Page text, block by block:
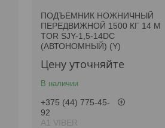
ПОДЪЕМНИК НОЖНИЧНЫЙ
ПЕРЕДВИЖНОЙ 1500 КГ 14 М
TOR SJY-1,5-14DC
(АВТОНОМНЫЙ) (Y)
Цену уточняйте
В наличии
+375 (44) 775-45-
92
А1 VIBER